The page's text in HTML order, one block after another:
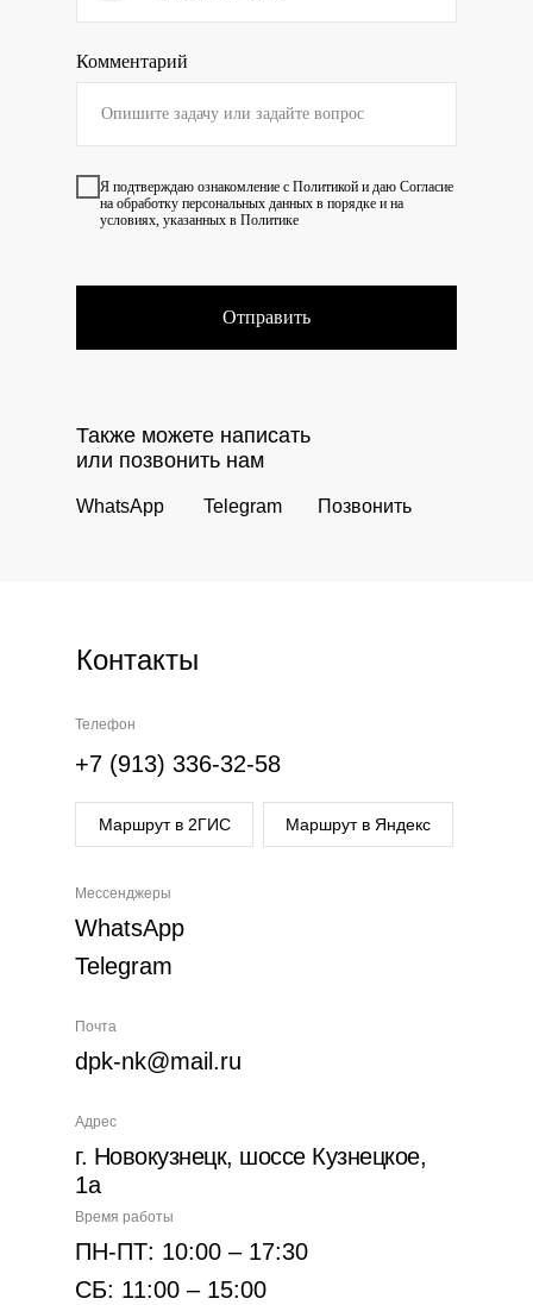
Комментарий
Я подтверждаю ознакомление с Политикой и даю Согласие
на обработку персональных данных в порядке и на
условиях, указанных в Политике
Отправить
Позвонить
Telegram
WhatsApp
Также можете написать
или позвонить нам
Контакты
Мессенджеры
WhatsApp
Telegram
Телефон
+7 (913) 336-32-58
Почта
dpk-nk@mail.ru
Время работы
ПН-ПТ: 10:00 – 17:30
СБ: 11:00 – 15:00
Адрес
г. Новокузнецк, шоссе Кузнецкое,
1а
Маршрут в 2ГИС Маршрут в Яндекс